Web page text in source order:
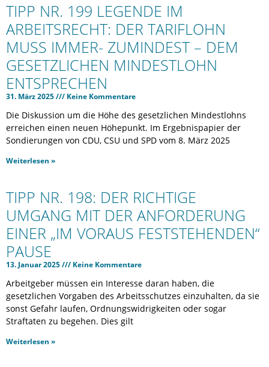
TIPP NR. 199 LEGENDE IM
ARBEITSRECHT: DER TARIFLOHN
MUSS IMMER- ZUMINDEST – DEM
GESETZLICHEN MINDESTLOHN
ENTSPRECHEN
31. März 2025 Keine Kommentare
Die Diskussion um die Höhe des gesetzlichen Mindestlohns
erreichen einen neuen Höhepunkt. Im Ergebnispapier der
Sondierungen von CDU, CSU und SPD vom 8. März 2025
Weiterlesen »
TIPP NR. 198: DER RICHTIGE
UMGANG MIT DER ANFORDERUNG
EINER „IM VORAUS FESTSTEHENDEN“
PAUSE
13. Januar 2025 Keine Kommentare
Arbeitgeber müssen ein Interesse daran haben, die
gesetzlichen Vorgaben des Arbeitsschutzes einzuhalten, da sie
sonst Gefahr laufen, Ordnungswidrigkeiten oder sogar
Straftaten zu begehen. Dies gilt
Weiterlesen »